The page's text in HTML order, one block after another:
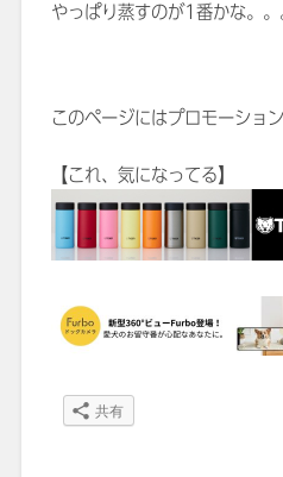
やっぱり蒸すのが1番かな。。
このページにはプロモーショ
【これ、気になってる】
共有